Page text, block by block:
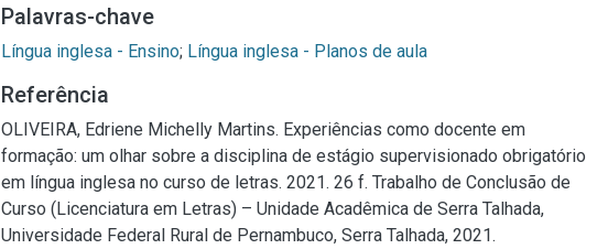
Palavras-chave
Língua inglesa - Ensino; Língua inglesa - Planos de aula
Referência
OLIVEIRA, Edriene Michelly Martins. Experiências como docente em
formação: um olhar sobre a disciplina de estágio supervisionado obrigatório
em língua inglesa no curso de letras. 2021. 26 f. Trabalho de Conclusão de
Curso (Licenciatura em Letras) – Unidade Acadêmica de Serra Talhada,
Universidade Federal Rural de Pernambuco, Serra Talhada, 2021.